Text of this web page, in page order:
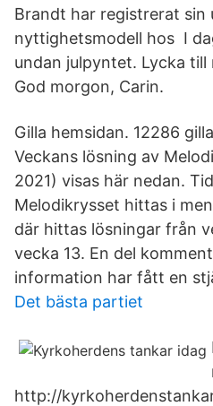
Brandt har registrerat sin
nyttighetsmodell hos I
undan julpyntet. Lycka till
God morgon, Carin.
Gilla hemsidan. 12286
Veckans lösning av
2021) visas här nedan.
Melodikrysset hittas i
där hittas lösningar från
vecka 13. En del
information har fått en
Det bästa partiet
http://